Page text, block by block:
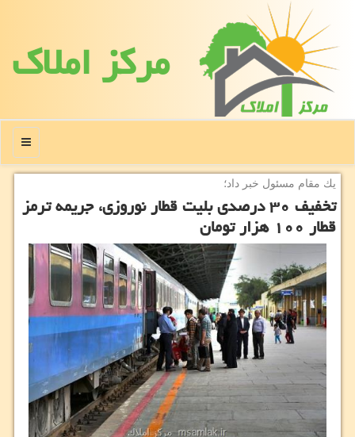
مركز املاك
منو
یك مقام مسئول خبر داد؛
تخفیف ۳۰ درصدی بلیت قطار نوروزی، جریمه ترمز
قطار ۱۰۰ هزار تومان